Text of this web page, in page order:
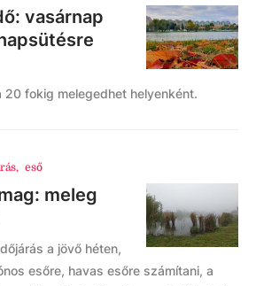
vasárnap
20 fokig melegedhet helyenként.
, eső
meleg
a jövő héten,
esőre, havas esőre számítani, a